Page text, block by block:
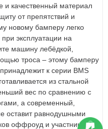
и качественный материал
от препятствий и
новому бамперу легко
при эксплуатации на
машину лебёдкой,
троса – этому бамперу
к серии BMS
из стальной
вес по сравнению с
а современный,
оставит равнодушными
оффроуд и участников